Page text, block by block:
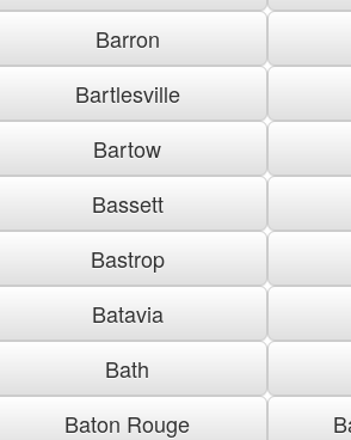
Barron
Bartlesville
Bartow
Bassett
Bastrop
Batavia
Bath
Baton Rouge